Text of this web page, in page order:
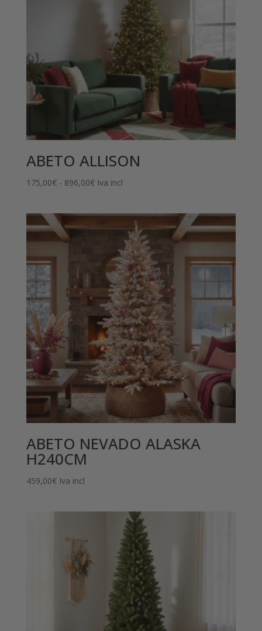
ABETO ALLISON
175,00€ - 896,00€Rango
896,00€
Iva incl
ABETO NEVADO ALASKA
H240CM
459,00€ Iva incl